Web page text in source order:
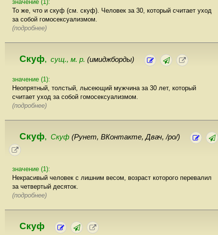
значение (1):
То же, что и скуф (см. скуф). Человек за 30, который считает уход
за собой гомосексуализмом.
(подробнее)
Скуф, сущ., м. р. (имиджборды)
значение (1):
Неопрятный, толстый, лысеющий мужчина за 30 лет, который
считает уход за собой гомосексуализмом.
(подробнее)
Скуф, Скуф (Рунет, ВКонтакте, Двач, /po/)
значение (1):
Некрасивый человек с лишним весом, возраст которого перевалил
за четвертый десяток.
(подробнее)
Скуф